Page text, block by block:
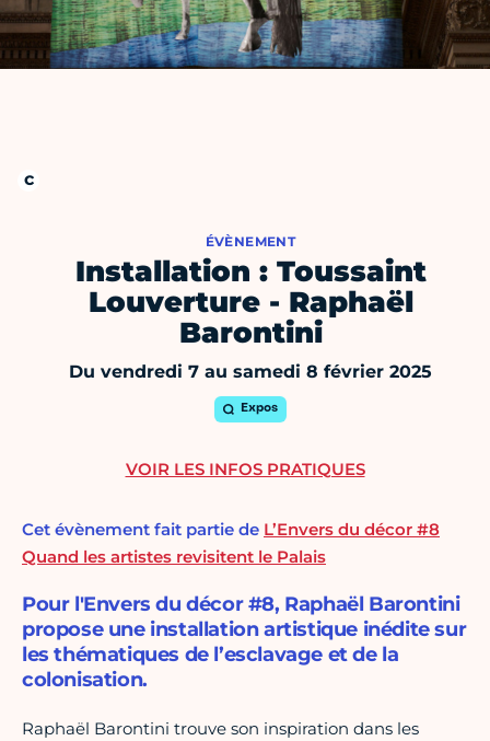
ÉVÈNEMENT
Installation : Toussaint
Louverture - Raphaël
Barontini
Du vendredi 7 au samedi 8 février 2025
Expos
Cet évènement fait partie de L’Envers du décor #8
Quand les artistes revisitent le Palais
Pour l'Envers du décor #8, Raphaël Barontini
propose une installation artistique inédite sur
les thématiques de l’esclavage et de la
colonisation.
Raphaël Barontini trouve son inspiration dans les
VOIR LES INFOS PRATIQUES